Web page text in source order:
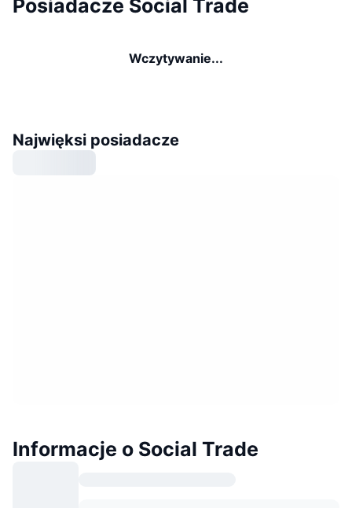
Posiadacze Social Trade
Wczytywanie...
Najwięksi posiadacze
Informacje o Social Trade